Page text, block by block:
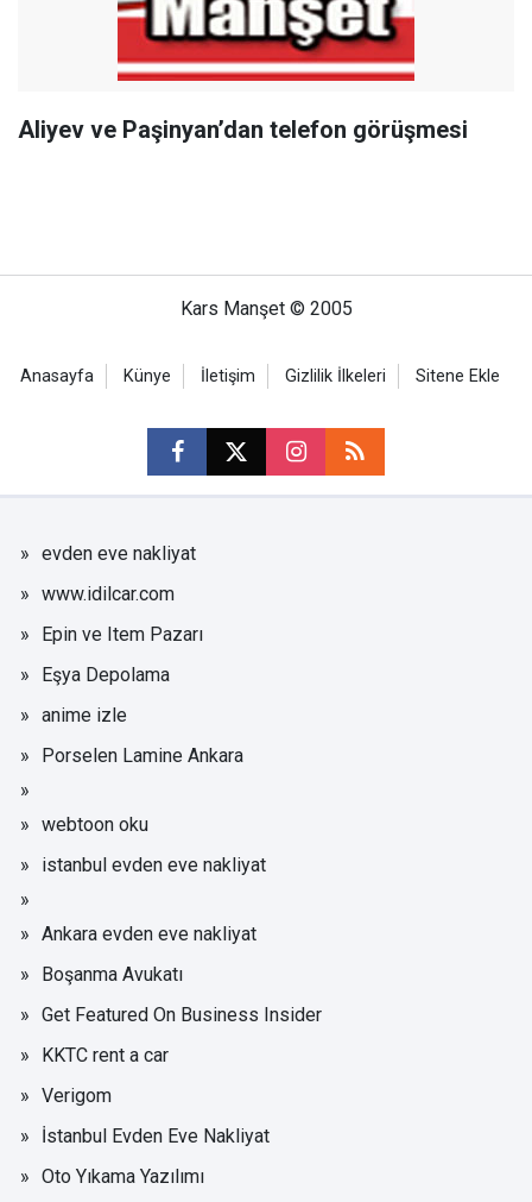
Aliyev ve Paşinyan’dan telefon görüşmesi
Kars Manşet © 2005
Anasayfa Künye İletişim Gizlilik İlkeleri Sitene Ekle
evden eve nakliyat
www.idilcar.com
Epin ve Item Pazarı
Eşya Depolama
anime izle
Porselen Lamine Ankara
webtoon oku
istanbul evden eve nakliyat
Ankara evden eve nakliyat
Boşanma Avukatı
Get Featured On Business Insider
KKTC rent a car
Verigom
İstanbul Evden Eve Nakliyat
Oto Yıkama Yazılımı